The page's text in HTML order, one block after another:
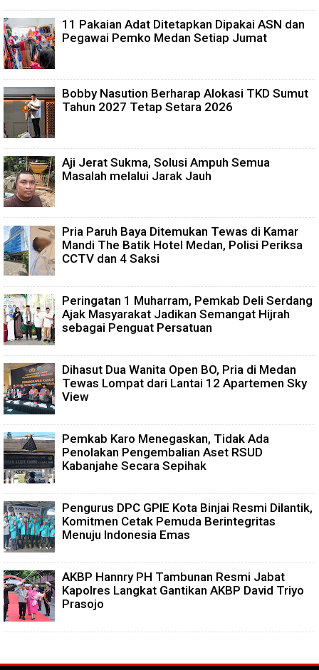
11 Pakaian Adat Ditetapkan Dipakai ASN dan
Pegawai Pemko Medan Setiap Jumat
Bobby Nasution Berharap Alokasi TKD Sumut
Tahun 2027 Tetap Setara 2026
Aji Jerat Sukma, Solusi Ampuh Semua
Masalah melalui Jarak Jauh
Pria Paruh Baya Ditemukan Tewas di Kamar
Mandi The Batik Hotel Medan, Polisi Periksa
CCTV dan 4 Saksi
Peringatan 1 Muharram, Pemkab Deli Serdang
Ajak Masyarakat Jadikan Semangat Hijrah
sebagai Penguat Persatuan
Dihasut Dua Wanita Open BO, Pria di Medan
Tewas Lompat dari Lantai 12 Apartemen Sky
View
Pemkab Karo Menegaskan, Tidak Ada
Penolakan Pengembalian Aset RSUD
Kabanjahe Secara Sepihak
Pengurus DPC GPIE Kota Binjai Resmi Dilantik,
Komitmen Cetak Pemuda Berintegritas
Menuju Indonesia Emas
AKBP Hannry PH Tambunan Resmi Jabat
Kapolres Langkat Gantikan AKBP David Triyo
Prasojo